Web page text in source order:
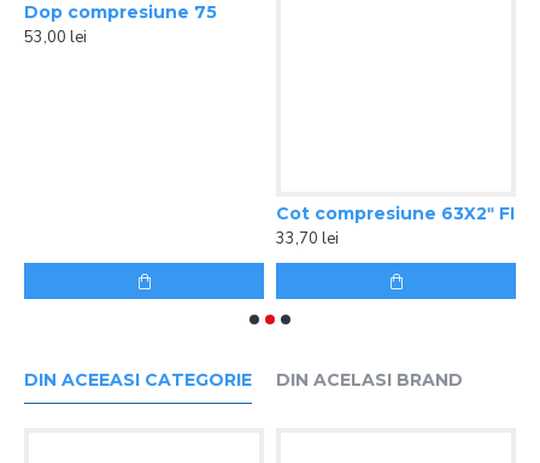
Dop compresiune 75
53,00 lei
DIN ACEEASI CATEGORIE DIN ACELASI BRAND